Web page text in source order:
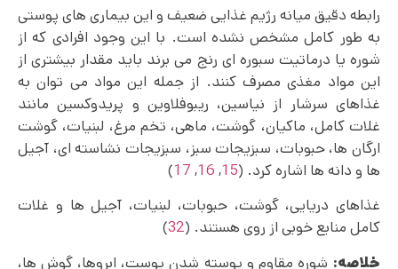
رابطه دقیق میانه رژیم غذایی ضعیف و این بیماری های پوستی
به طور کامل مشخص نشده است. با این وجود افرادی که از
شوره یا درماتیت سبوره ای رنج می برند باید مقدار بیشتری از
این مواد مغذی مصرف کنند. از جمله این مواد می‌ توان به
غذاهای سرشار از نیاسین، ریبوفلاوین و پریدوکسین مانند
غلات کامل، ماکیان، گوشت، ماهی، تخم مرغ، لبنیات، گوشت
ارگان‌ ها، حبوبات، سبزیجات سبز، سبزیجات نشاسته ای، آجیل
ها و دانه ها اشاره کرد. (15
,
16
,
17
)
غذاهای دریایی، گوشت، حبوبات، لبنیات، آجیل ها و غلات
کامل منابع خوبی از روی هستند. (32
)
خلاصه: شوره مقاوم و پوسته شدن پوست، ابروها، گوش ها،